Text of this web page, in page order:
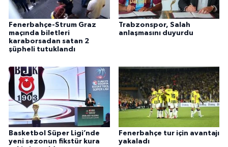
Fenerbahçe-Strum Graz
maçında biletleri
karaborsadan satan 2
şüpheli tutuklandı
Trabzonspor, Salah
anlaşmasını duyurdu
Basketbol Süper Ligi’nde
yeni sezonun fikstür kura
Fenerbahçe tur için avantajı
yakaladı